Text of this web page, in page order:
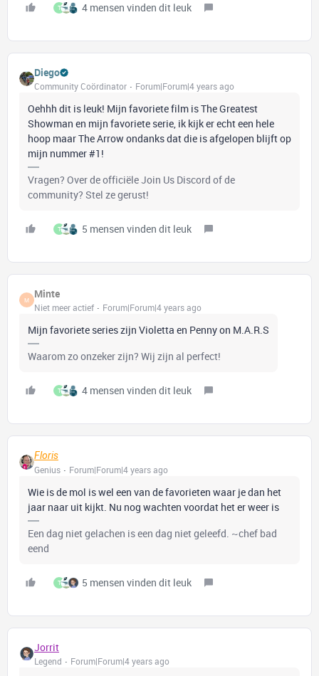
T 4 mensen vinden dit leuk
Diego
Community Coördinator Forum|Forum|4 years ago
Oehhh dit is leuk! Mijn favoriete film is The Greatest
Showman en mijn favoriete serie, ik kijk er echt een hele
hoop maar The Arrow ondanks dat die is afgelopen blijft op
mijn nummer #1!
Vragen? Over de officiële Join Us Discord of de
community? Stel ze gerust!
T 5 mensen vinden dit leuk
M Minte
Niet meer actief Forum|Forum|4 years ago
Mijn favoriete series zijn Violetta en Penny on M.A.R.S
Waarom zo onzeker zijn? Wij zijn al perfect!
T 4 mensen vinden dit leuk
Floris
Genius
Forum|Forum|4 years ago
Wie is de mol is wel een van de favorieten waar je dan het
jaar naar uit kijkt. Nu nog wachten voordat het er weer is
Een dag niet gelachen is een dag niet geleefd. ~chef bad
eend
T 5 mensen vinden dit leuk
Jorrit
Legend Forum|Forum|4 years ago